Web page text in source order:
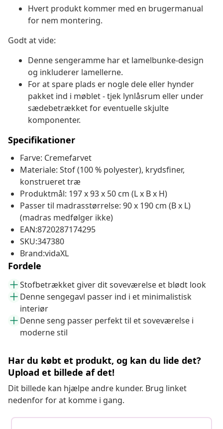
Hvert produkt kommer med en brugermanual
for nem montering.
Godt at vide:
Denne sengeramme har et lamelbunke-design
og inkluderer lamellerne.
For at spare plads er nogle dele eller hynder
pakket ind i møblet - tjek lynlåsrum eller under
sædebetrækket for eventuelle skjulte
komponenter.
Specifikationer
Farve: Cremefarvet
Materiale: Stof (100 % polyester), krydsfiner,
konstrueret træ
Produktmål: 197 x 93 x 50 cm (L x B x H)
Passer til madrasstørrelse: 90 x 190 cm (B x L)
(madras medfølger ikke)
EAN:8720287174295
SKU:347380
Brand:vidaXL
Fordele
Stofbetrækket giver dit soveværelse et blødt look
Denne sengegavl passer ind i et minimalistisk
interiør
Denne seng passer perfekt til et soveværelse i
moderne stil
Har du købt et produkt, og kan du lide det?
Upload et billede af det!
Dit billede kan hjælpe andre kunder. Brug linket
nedenfor for at komme i gang.